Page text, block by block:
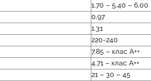
1.70 – 5.40 – 6.00
0.97
1.31
220-240
7.85 – клас А++
4.71 – клас А++
21 – 30 – 45